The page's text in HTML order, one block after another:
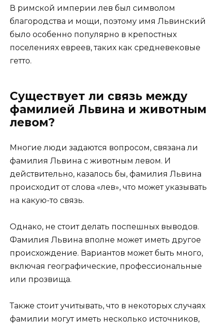
В римской империи лев был символом
благородства и мощи, поэтому имя Львинский
было особенно популярно в крепостных
поселениях евреев, таких как средневековые
гетто.
Существует ли связь между
фамилией Львина и животным
левом?
Многие люди задаются вопросом, связана ли
фамилия Львина с животным левом. И
действительно, казалось бы, фамилия Львина
происходит от слова «лев», что может указывать
на какую-то связь.
Однако, не стоит делать поспешных выводов.
Фамилия Львина вполне может иметь другое
происхождение. Вариантов может быть много,
включая географические, профессиональные
или прозвища.
Также стоит учитывать, что в некоторых случаях
фамилии могут иметь несколько источников,